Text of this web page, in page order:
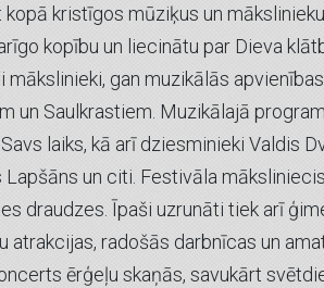
kristīgos mūziķus un
kopību un liecinātu par Dieva
mākslinieki, gan muzikālās
un Saulkrastiem. Muzikālajā
laiks, kā arī dziesminieki Valdis
un citi. Festivāla
draudzes. Īpaši uzrunāti tiek arī
atrakcijas, radošās darbnīcas un
ērģeļu skaņās, savukārt